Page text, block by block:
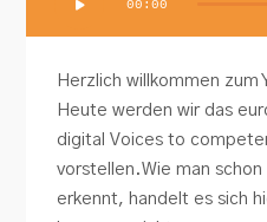
00:00
Herzlich willkommen zum
Heute werden wir das
digital Voices to
vorstellen.Wie man
erkennt, handelt es sich